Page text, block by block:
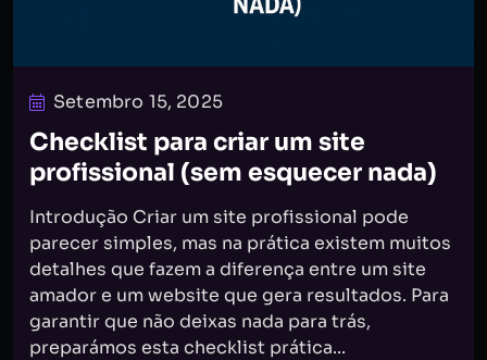
Setembro 15, 2025
Checklist para criar um site
profissional (sem esquecer nada)
Introdução Criar um site profissional pode
parecer simples, mas na prática existem muitos
detalhes que fazem a diferença entre um site
amador e um website que gera resultados. Para
garantir que não deixas nada para trás,
preparámos esta checklist prática...